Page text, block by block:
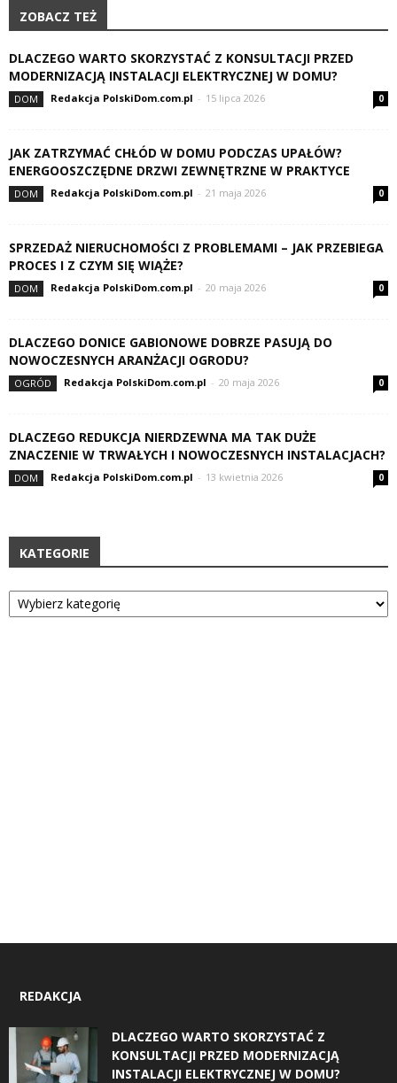
ZOBACZ TEŻ
DLACZEGO WARTO SKORZYSTAĆ Z KONSULTACJI PRZED
MODERNIZACJĄ INSTALACJI ELEKTRYCZNEJ W DOMU?
DOM Redakcja PolskiDom.com.pl - 15 lipca 2026 0
JAK ZATRZYMAĆ CHŁÓD W DOMU PODCZAS UPAŁÓW?
ENERGOOSZCZĘDNE DRZWI ZEWNĘTRZNE W PRAKTYCE
DOM Redakcja PolskiDom.com.pl - 21 maja 2026 0
SPRZEDAŻ NIERUCHOMOŚCI Z PROBLEMAMI – JAK PRZEBIEGA
PROCES I Z CZYM SIĘ WIĄŻE?
DOM Redakcja PolskiDom.com.pl - 20 maja 2026 0
DLACZEGO DONICE GABIONOWE DOBRZE PASUJĄ DO
NOWOCZESNYCH ARANŻACJI OGRODU?
OGRÓD Redakcja PolskiDom.com.pl - 20 maja 2026 0
DLACZEGO REDUKCJA NIERDZEWNA MA TAK DUŻE
ZNACZENIE W TRWAŁYCH I NOWOCZESNYCH INSTALACJACH?
DOM Redakcja PolskiDom.com.pl - 13 kwietnia 2026 0
KATEGORIE
Kategorie
REDAKCJA
DLACZEGO WARTO SKORZYSTAĆ Z
KONSULTACJI PRZED MODERNIZACJĄ
INSTALACJI ELEKTRYCZNEJ W DOMU?